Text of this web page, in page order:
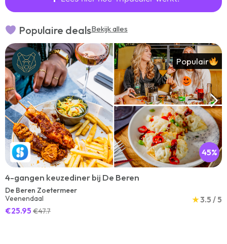
Populaire dealsBekijk alles
Populair
45%
4-gangen keuzediner bij De Beren
De Beren Zoetermeer
Veenendaal
★3.5 / 5
€25.95 €47.7